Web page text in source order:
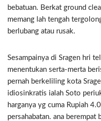
bebatuan. Berkat ground
memang lah tengah
berlubang atau rusak.
Sesampainya di Sragen hri
menentukan serta-merta
pernah berkeliling kota
idiosinkratis ialah Soto
harganya yg cuma Rupiah
persahabatan. ana berempat